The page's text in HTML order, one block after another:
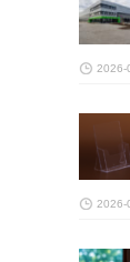
2026-
2026-